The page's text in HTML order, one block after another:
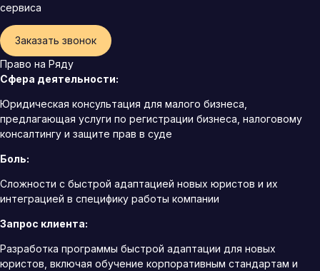
сервиса
Заказать звонок
Право на Ряду
Сфера деятельности:
Юридическая консультация для малого бизнеса,
предлагающая услуги по регистрации бизнеса, налоговому
консалтингу и защите прав в суде
Боль:
Сложности с быстрой адаптацией новых юристов и их
интеграцией в специфику работы компании
Запрос клиента:
Разработка программы быстрой адаптации для новых
юристов, включая обучение корпоративным стандартам и